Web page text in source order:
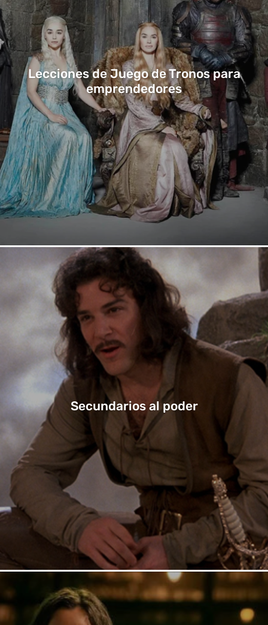
Lecciones de Juego de Tronos para
emprendedores
Secundarios al poder